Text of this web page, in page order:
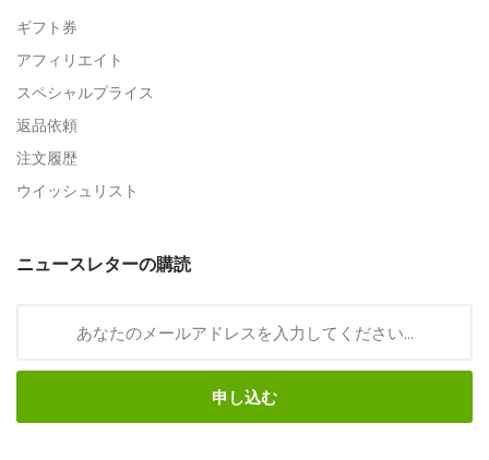
ギフト券
アフィリエイト
スペシャルプライス
返品依頼
注文履歴
ウイッシュリスト
ニュースレターの購読
申し込む